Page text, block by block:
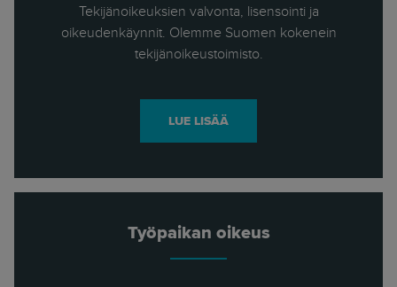
Tekijänoikeuksien valvonta, lisensointi ja
oikeudenkäynnit. Olemme Suomen kokenein
tekijänoikeustoimisto.
LUE LISÄÄ
Työpaikan oikeus